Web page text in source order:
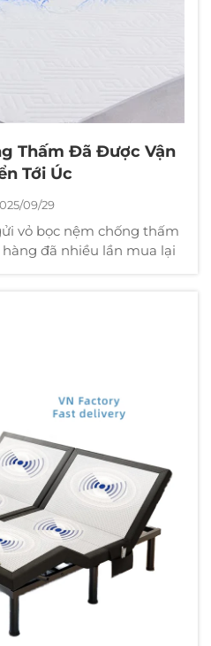
Thấm Đã Được Vận
Tới Úc
09/29
vỏ bọc nệm chống thấm
đã nhiều lần mua lại